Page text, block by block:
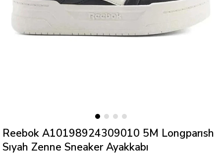
Reebok A10198924309010 5M Longparısh
Sıyah Zenne Sneaker Ayakkabı